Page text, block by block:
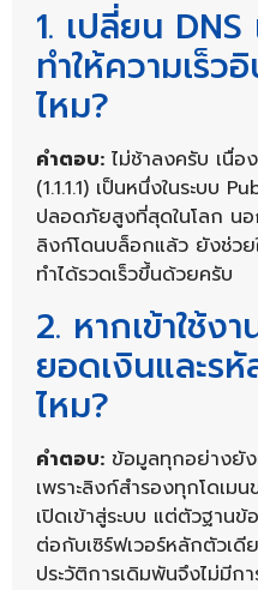
1. เปลี่ยน DNS
ทำให้ความเร็ว
ไหม?
คำตอบ: ไม่ช้าลงครับ เนื่
(1.1.1.1) เป็นหนึ่งในระบบ
ปลอดภัยสูงที่สุดในโลก น
ลิงก์โดนบล็อกแล้ว ยังช่วย
ทำได้รวดเร็วขึ้นด้วยครับ
2. หากเข้าใช้ง
ยอดเงินและร
ไหม?
คำตอบ: ข้อมูลทุกอย่างยั
เพราะลิงก์สำรองทุกโดเม
เปิดเข้าสู่ระบบ แต่ตัวฐาน
ต่อกับเซิร์ฟเวอร์หลักตัวเ
ประวัติการเดิมพันจึงไม่มีก